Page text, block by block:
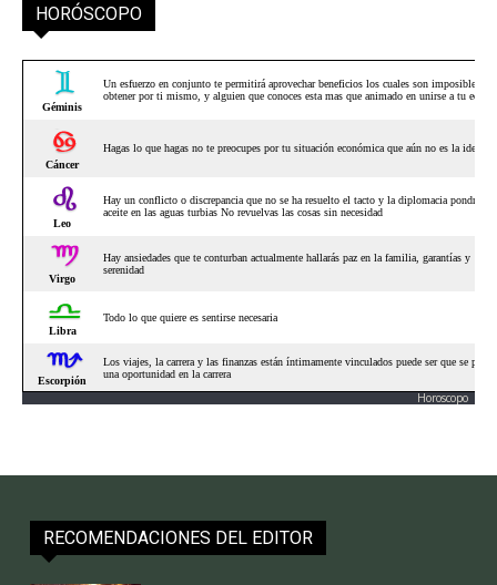
HORÓSCOPO
Horoscopo
RECOMENDACIONES DEL EDITOR